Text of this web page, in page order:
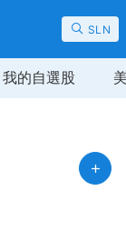
SLN
我的自選股